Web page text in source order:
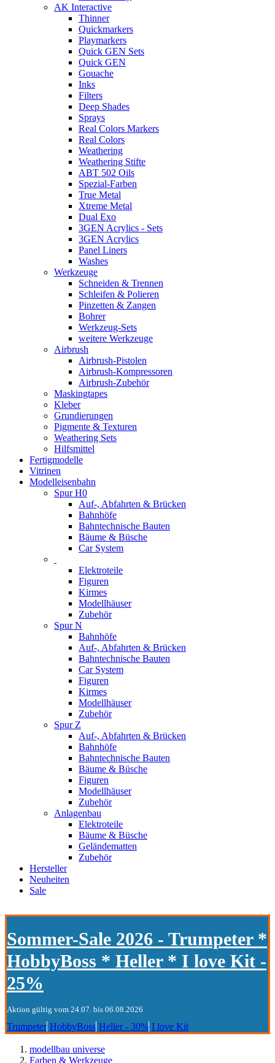
AK Interactive
Thinner
Quickmarkers
Playmarkers
Quick GEN Sets
Quick GEN
Gouache
Inks
Filters
Deep Shades
Sprays
Real Colors Markers
Real Colors
Weathering
Weathering Stifte
ABT 502 Oils
Spezial-Farben
True Metal
Xtreme Metal
Dual Exo
3GEN Acrylics - Sets
3GEN Acrylics
Panel Liners
Washes
Werkzeuge
Schneiden & Trennen
Schleifen & Polieren
Pinzetten & Zangen
Bohrer
Werkzeug-Sets
weitere Werkzeuge
Airbrush
Airbrush-Pistolen
Airbrush-Kompressoren
Airbrush-Zubehör
Maskingtapes
Kleber
Grundierungen
Pigmente & Texturen
Weathering Sets
Hilfsmittel
Fertigmodelle
Vitrinen
Modelleisenbahn
Spur H0
Auf-, Abfahrten & Brücken
Bahnhöfe
Bahntechnische Bauten
Bäume & Büsche
Car System
Elektroteile
Figuren
Kirmes
Modellhäuser
Zubehör
Spur N
Bahnhöfe
Auf-, Abfahrten & Brücken
Bahntechnische Bauten
Car System
Figuren
Kirmes
Modellhäuser
Zubehör
Spur Z
Auf-, Abfahrten & Brücken
Bahnhöfe
Bahntechnische Bauten
Bäume & Büsche
Figuren
Modellhäuser
Zubehör
Anlagenbau
Elektroteile
Bäume & Büsche
Geländematten
Zubehör
Hersteller
Neuheiten
Sale
Sommer-Sale 2026 - Trumpeter *
HobbyBoss * Heller * I love Kit -
25%
Aktion gültig vom 24.07. bis 06.08.2026
Trumpeter HobbyBoss Heller - 30% I love Kit
modellbau universe
Farben & Werkzeuge